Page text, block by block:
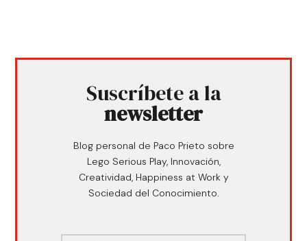
Suscríbete a la
newsletter
Blog personal de Paco Prieto sobre
Lego Serious Play, Innovación,
Creatividad, Happiness at Work y
Sociedad del Conocimiento.